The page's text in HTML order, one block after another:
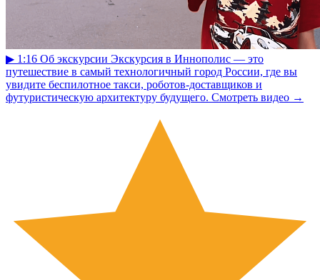
▶ 1:16 Об экскурсии Экскурсия в Иннополис — это
путешествие в самый технологичный город России, где вы
увидите беспилотное такси, роботов-доставщиков и
футуристическую архитектуру будущего. Смотреть видео →